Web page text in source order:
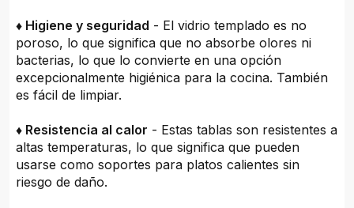
♦ Higiene y seguridad - El vidrio templado es no
poroso, lo que significa que no absorbe olores ni
bacterias, lo que lo convierte en una opción
excepcionalmente higiénica para la cocina. También
es fácil de limpiar.
♦ Resistencia al calor - Estas tablas son resistentes a
altas temperaturas, lo que significa que pueden
usarse como soportes para platos calientes sin
riesgo de daño.